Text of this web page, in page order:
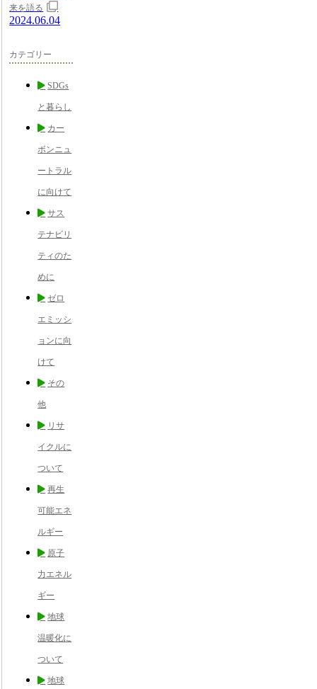
来を語る
2024.06.04
カテゴリー
SDGs
と暮らし
カー
ボンニュ
ートラル
に向けて
サス
テナビリ
ティのた
めに
ゼロ
エミッシ
ョンに向
けて
その
他
リサ
イクルに
ついて
再生
可能エネ
ルギー
原子
力エネル
ギー
地球
温暖化に
ついて
地球